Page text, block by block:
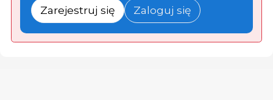
Zarejestruj się Zaloguj się